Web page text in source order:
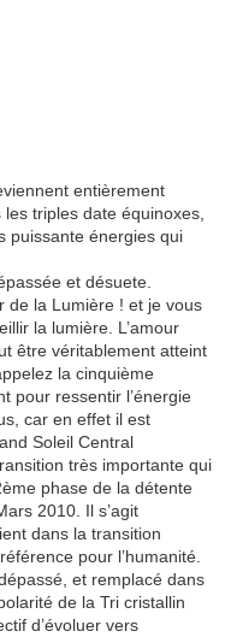
entièrement
triples date équinoxes,
puissante énergies qui
et désuete.
de la Lumière ! et je vous
la lumière. L’amour
être véritablement atteint
la cinquième
pour ressentir l’énergie
car en effet il est
Soleil Central
très importante qui
phase de la détente
2010. Il s’agit
dans la transition
pour l’humanité.
et remplacé dans
de la Tri cristallin
d’évoluer vers